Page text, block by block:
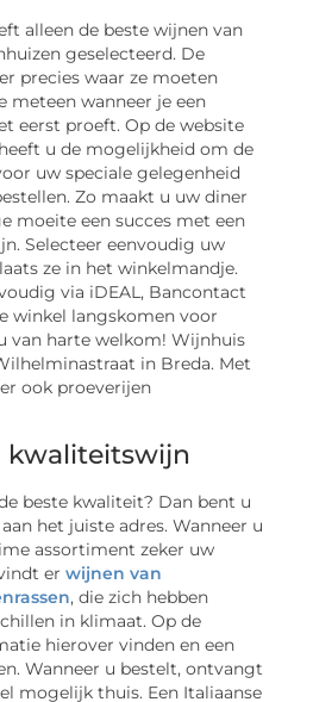
alleen de beste wijnen van
geselecteerd. De
precies waar ze moeten
meteen wanneer je een
eerst proeft. Op de website
u de mogelijkheid om de
uw speciale gelegenheid
Zo maakt u uw diner
moeite een succes met een
Selecteer eenvoudig uw
ze in het winkelmandje.
via iDEAL, Bancontact
winkel langskomen voor
van harte welkom! Wijnhuis
in Breda. Met
ook proeverijen
kwaliteitswijn
beste kwaliteit? Dan bent u
het juiste adres. Wanneer u
assortiment zeker uw
erwijnen van
, die zich hebben
in klimaat. Op de
hierover vinden en een
Wanneer u bestelt, ontvangt
mogelijk thuis. Een Italiaanse